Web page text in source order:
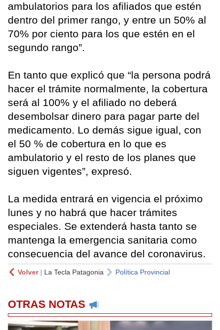
ambulatorios para los afiliados que estén
dentro del primer rango, y entre un 50% al
70% por ciento para los que estén en el
segundo rango”.
En tanto que explicó que “la persona podrá
hacer el trámite normalmente, la cobertura
será al 100% y el afiliado no deberá
desembolsar dinero para pagar parte del
medicamento. Lo demás sigue igual, con
el 50 % de cobertura en lo que es
ambulatorio y el resto de los planes que
siguen vigentes”, expresó.
La medida entrará en vigencia el próximo
lunes y no habrá que hacer trámites
especiales. Se extenderá hasta tanto se
mantenga la emergencia sanitaria como
consecuencia del avance del coronavirus.
Volver| La Tecla Patagonia Política Provincial
OTRAS NOTAS